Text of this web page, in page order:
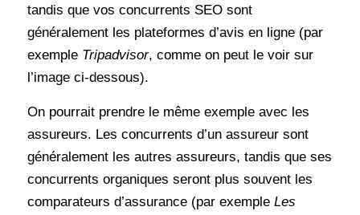
tandis que vos concurrents SEO sont
généralement les plateformes d’avis en ligne (par
exemple Tripadvisor, comme on peut le voir sur
l’image ci-dessous).
On pourrait prendre le même exemple avec les
assureurs. Les concurrents d’un assureur sont
généralement les autres assureurs, tandis que ses
concurrents organiques seront plus souvent les
comparateurs d’assurance (par exemple Les